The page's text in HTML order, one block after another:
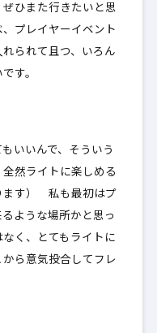
ひまた行きたいと思
プレイヤーイベント
られて且つ、いろん
す。
いいんで、そういう
然ライトに楽しめる
ます） 私も最初はプ
ような場所かと思っ
く、とてもライトに
ら意気投合してフレ